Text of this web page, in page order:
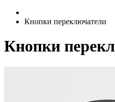
Кнопки переключатели
Кнопки